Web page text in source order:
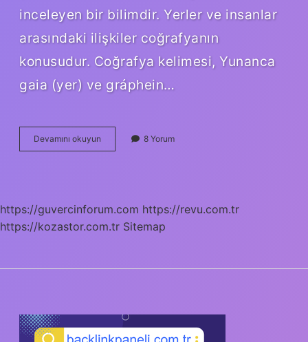
inceleyen bir bilimdir. Yerler ve insanlar
arasındaki ilişkiler coğrafyanın
konusudur. Coğrafya kelimesi, Yunanca
gaia (yer) ve gráphein…
Devamını okuyun Potamoloji
Ne
8 Yorum
https://guvercinforum.com https://revu.com.tr
https://kozastor.com.tr Sitemap
SIDEBAR